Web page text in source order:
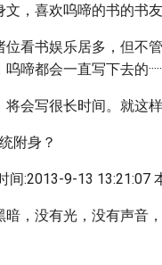
，喜欢呜啼的书的书友
看书娱乐居多，但不
啼都会一直写下去的
会写很长时间。就这样
附身？
间:2013-9-13 13:21:07
，没有光，没有声音